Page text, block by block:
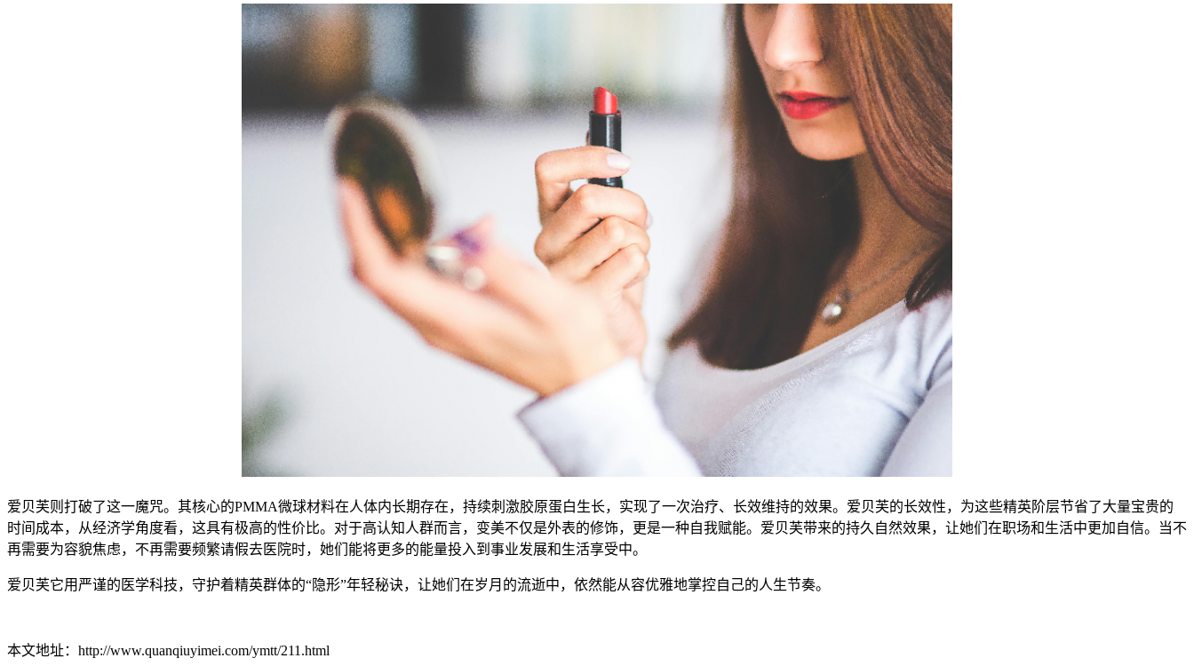
爱贝芙则打破了这一魔咒。其核心的PMMA微球材料在人体内长期存在，持续刺激胶原蛋白生长，实现了一次治疗、长效维持的效果。爱贝芙的长效性，为这些精英阶层节省了大量宝贵的
时间成本，从经济学角度看，这具有极高的性价比。对于高认知人群而言，变美不仅是外表的修饰，更是一种自我赋能。爱贝芙带来的持久自然效果，让她们在职场和生活中更加自信。当不
再需要为容貌焦虑，不再需要频繁请假去医院时，她们能将更多的能量投入到事业发展和生活享受中。
爱贝芙它用严谨的医学科技，守护着精英群体的“隐形”年轻秘诀，让她们在岁月的流逝中，依然能从容优雅地掌控自己的人生节奏。
本文地址：http://www.quanqiuyimei.com/ymtt/211.html